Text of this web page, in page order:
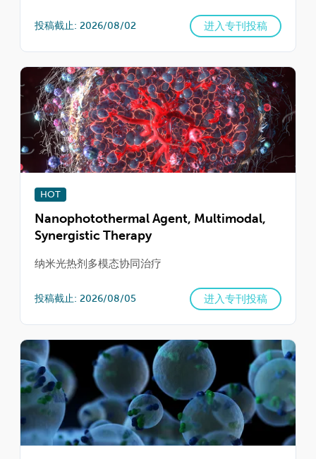
投稿截止: 2026/08/02 进入专刊投稿
HOT
Nanophotothermal Agent, Multimodal,
Synergistic Therapy
纳米光热剂多模态协同治疗
投稿截止: 2026/08/05 进入专刊投稿